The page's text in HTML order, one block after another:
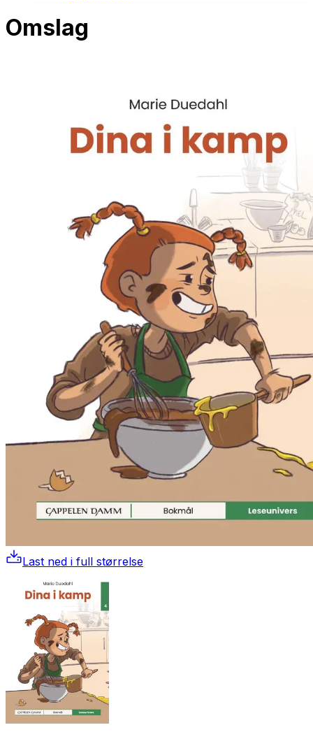
Omslag
Last ned i full størrelse